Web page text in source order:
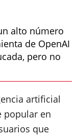
alto número
de OpenAI
pero no
artificial
popular en
que